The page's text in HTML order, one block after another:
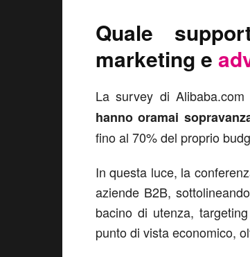
Quale
marketing e
La survey di
hanno oramai
fino al 70% del proprio
In questa luce, la
aziende B2B,
bacino di utenza,
punto di vista economico,